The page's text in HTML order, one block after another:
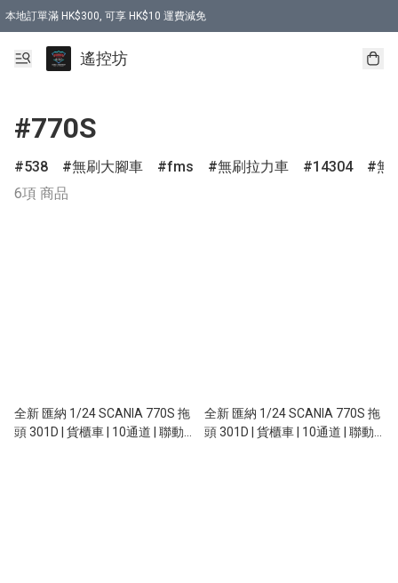
本地訂單滿 HK$300, 可享 HK$10 運費減免
購買 7.6V 6500mah 70C 電池 送 7.6V USB充電器
遙控坊
#770S
538 無刷大腳車 fms 無刷拉力車 14304
無
6項 商品
全新 匯納 1/24 SCANIA 770S 拖
頭 301D | 貨櫃車 | 10通道 | 聯動
全新 匯納 1/24 SCANIA 770S 拖
頭 301D | 貨櫃車 | 10通道 | 聯動